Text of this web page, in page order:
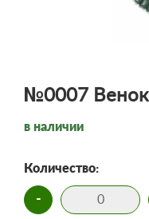
№0007 Венок
в наличии
Количество:
-